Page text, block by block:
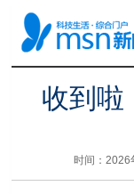
收到啦
时间：